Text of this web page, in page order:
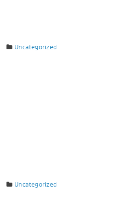
Uncategorized
Uncategorized